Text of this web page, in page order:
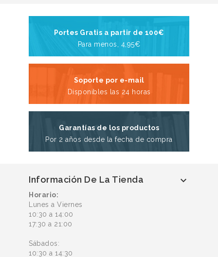
Portes Gratis a partir de 100€
Para menos, 4,95€
Soporte por e-mail
Disponibles las 24 horas
Garantías de los productos
Por 2 años desde la fecha de compra
Información De La Tienda 
Horario:
Lunes a Viernes
10:30 a 14:00
17:30 a 21:00
Sábados:
10:30 a 14:30